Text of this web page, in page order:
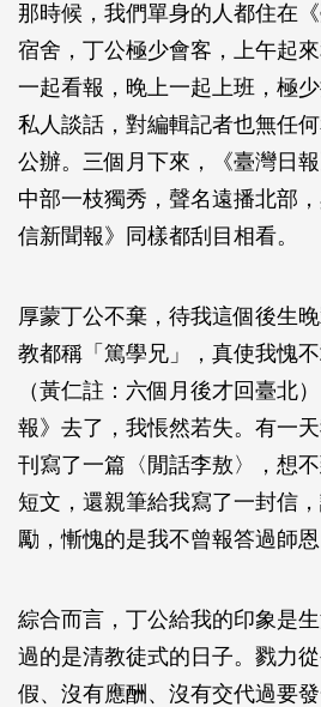
那時候，我們單身的人都住在
宿舍，丁公極少會客，上午起來
一起看報，晚上一起上班，極
私人談話，對編輯記者也無任
公辦。三個月下來，《臺灣日
中部一枝獨秀，聲名遠播北部
信新聞報》同樣都刮目相看。
厚蒙丁公不棄，待我這個後生
教都稱「篤學兄」，真使我愧
（黃仁註：六個月後才回臺北
報》去了，我悵然若失。有一
刊寫了一篇〈閒話李敖〉，想
短文，還親筆給我寫了一封信
勵，慚愧的是我不曾報答過師
綜合而言，丁公給我的印象是
過的是清教徒式的日子。戮力
假、沒有應酬、沒有交代過要